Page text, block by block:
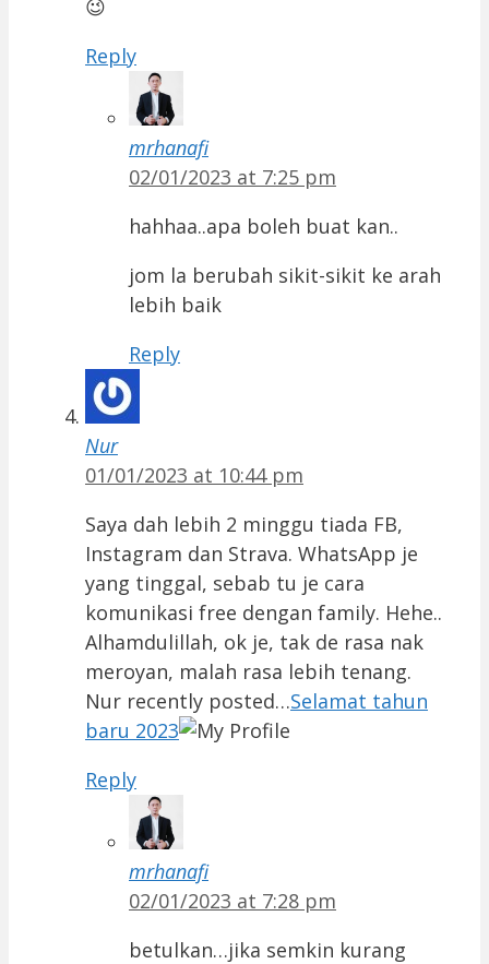
😉
Reply
mrhanafi
02/01/2023 at 7:25 pm
hahhaa..apa boleh buat kan..
jom la berubah sikit-sikit ke arah
lebih baik
Reply
Nur
01/01/2023 at 10:44 pm
Saya dah lebih 2 minggu tiada FB,
Instagram dan Strava. WhatsApp je
yang tinggal, sebab tu je cara
komunikasi free dengan family. Hehe..
Alhamdulillah, ok je, tak de rasa nak
meroyan, malah rasa lebih tenang.
Nur recently posted…Selamat tahun
baru 2023
Reply
mrhanafi
02/01/2023 at 7:28 pm
betulkan…jika semkin kurang